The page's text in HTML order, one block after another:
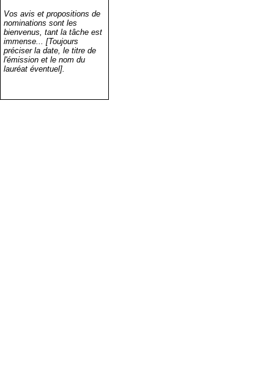
Vos avis et propositions de
nominations sont les
bienvenus, tant la tâche est
immense... [Toujours
préciser la date, le titre de
l'émission et le nom du
lauréat éventuel].